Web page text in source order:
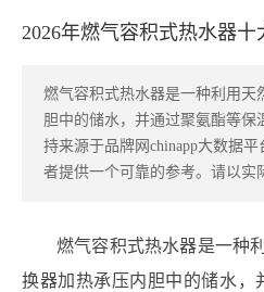
2026年燃气容积式热水器
燃气容积式热水器是一种利用天
胆中的储水，并通过聚氨酯等
持来源于品牌网chinapp大数据
者提供一个可靠的参考。请以实
燃气容积式热水器是一种
换器加热承压内胆中的储水，